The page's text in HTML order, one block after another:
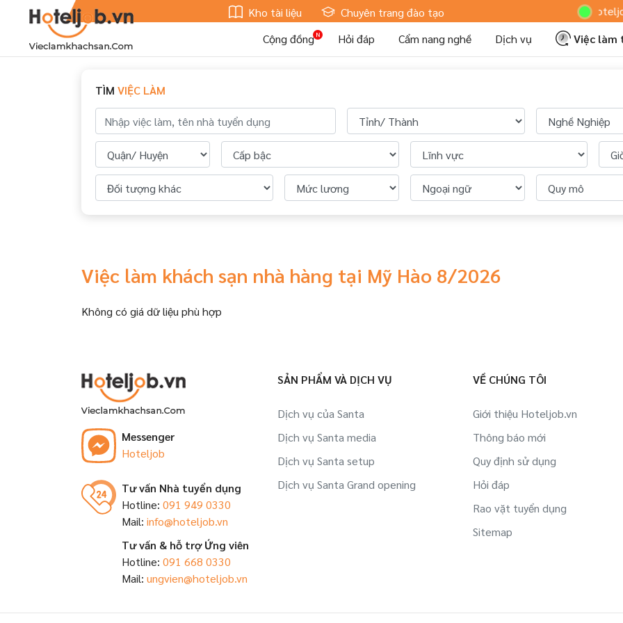
Kho tài liệu Chuyên trang đào tạo Hoteljob
Cộng đồng
Hỏi đáp Cẩm nang nghề Dịch vụ
Việc làm
TÌM VIỆC LÀM
Việc làm khách sạn nhà hàng tại Mỹ Hào 8/2026
Không có giá dữ liệu phù hợp
Messenger
Hoteljob
Tư vấn Nhà tuyển dụng
Hotline: 091 949 0330
Mail: info@hoteljob.vn
Tư vấn & hỗ trợ Ứng viên
Hotline: 091 668 0330
Mail: ungvien@hoteljob.vn
SẢN PHẨM VÀ DỊCH VỤ
Dịch vụ của Santa
Dịch vụ Santa media
Dịch vụ Santa setup
Dịch vụ Santa Grand opening
VỀ CHÚNG TÔI
Giới thiệu Hoteljob.vn
Thông báo mới
Quy định sử dụng
Hỏi đáp
Rao vặt tuyển dụng
Sitemap